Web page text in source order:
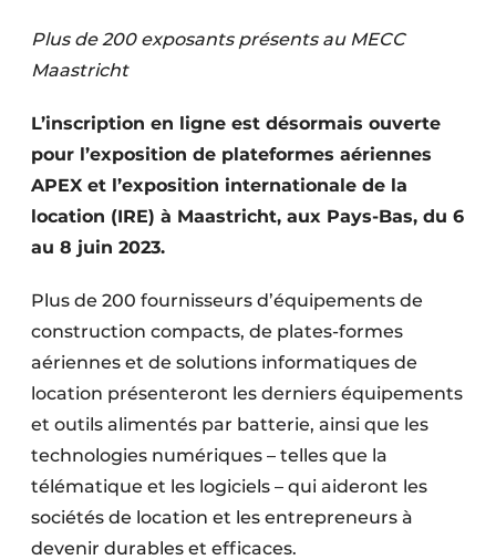
Video’s
Construction bois
Contrôle d’accès
Façades
Géotextiles
Infrastructures souterraines et égouttage
Protection solaire
Plus de 200 exposants présents au MECC
Maastricht
L’inscription en ligne est désormais ouverte
pour l’exposition de plateformes aériennes
APEX et l’exposition internationale de la
location (IRE) à Maastricht, aux Pays-Bas, du 6
au 8 juin 2023.
Plus de 200 fournisseurs d’équipements de
construction compacts, de plates-formes
aériennes et de solutions informatiques de
location présenteront les derniers équipements
et outils alimentés par batterie, ainsi que les
technologies numériques – telles que la
télématique et les logiciels – qui aideront les
sociétés de location et les entrepreneurs à
devenir durables et efficaces.